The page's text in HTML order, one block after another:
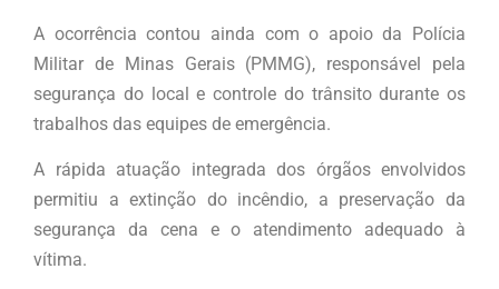
A ocorrência contou ainda com o apoio da Polícia
Militar de Minas Gerais (PMMG), responsável pela
segurança do local e controle do trânsito durante os
trabalhos das equipes de emergência.
A rápida atuação integrada dos órgãos envolvidos
permitiu a extinção do incêndio, a preservação da
segurança da cena e o atendimento adequado à
vítima.